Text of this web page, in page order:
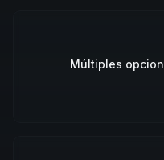
Múltiples